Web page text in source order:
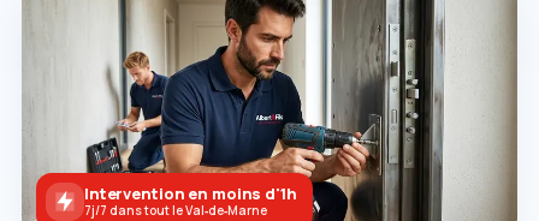
Intervention en moins d'1h
7j/7 dans tout le Val‑de‑Marne